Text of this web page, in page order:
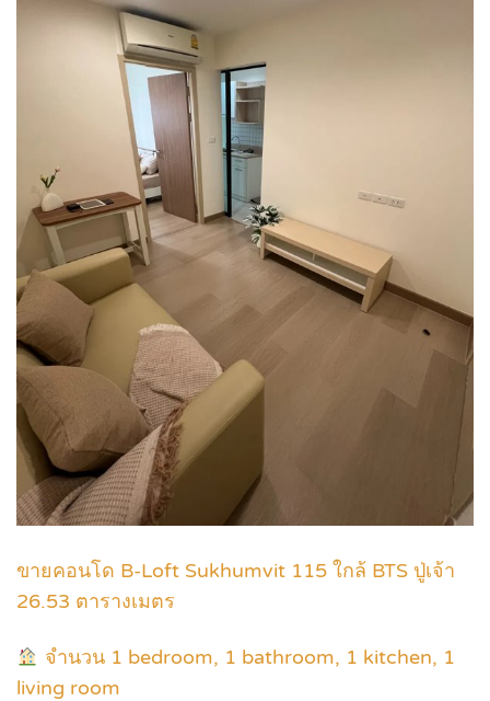
ขายคอนโด B-Loft Sukhumvit 115 ใกล้ BTS ปู่เจ้า
26.53 ตารางเมตร
จำนวน 1 bedroom, 1 bathroom, 1 kitchen, 1
living room